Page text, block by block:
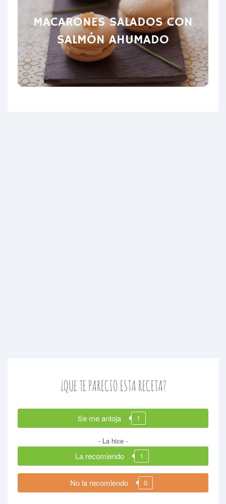
MACARONES SALADOS CON
SALMÓN AHUMADO
¿QUE TE PARECIO ESTA RECETA?
Se me antoja 1
- La hice -
La recomiendo 1
No la recomiendo 0